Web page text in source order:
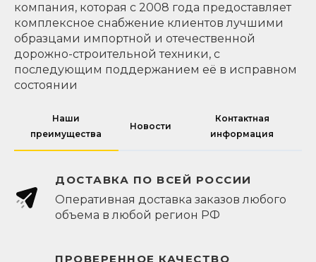
компания, которая с 2008 года предоставляет
комплексное снабжение клиентов лучшими
образцами импортной и отечественной
дорожно-строительной техники, с
последующим поддержанием её в исправном
состоянии
Наши
преимущества
Новости
Контактная
информация
ДОСТАВКА ПО ВСЕЙ РОССИИ
Оперативная доставка заказов любого
объема в любой регион РФ
ПРОВЕРЕННОЕ КАЧЕСТВО